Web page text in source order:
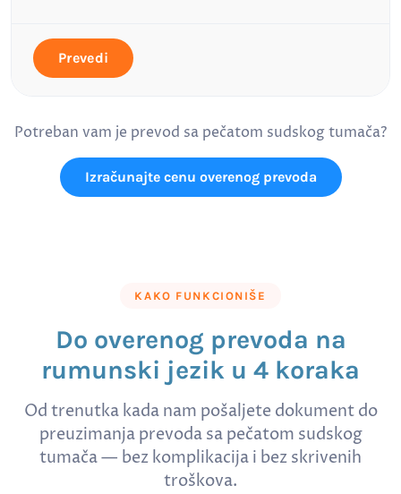
Prevedi
Potreban vam je prevod sa pečatom sudskog tumača?
Izračunajte cenu overenog prevoda
KAKO FUNKCIONIŠE
Do overenog prevoda na
rumunski jezik u 4 koraka
Od trenutka kada nam pošaljete dokument do
preuzimanja prevoda sa pečatom sudskog
tumača — bez komplikacija i bez skrivenih
troškova.